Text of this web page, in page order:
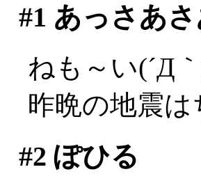
#1 あっさあ
ねも～い(´Д
昨晩の地震
#2 ぽひる